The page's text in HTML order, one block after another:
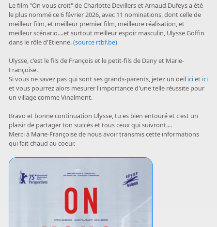
Le film "On vous croit" de Charlotte Devillers et Arnaud Dufeys a été
le plus nommé ce 6 février 2026, avec 11 nominations, dont celle de
meilleur film, et meilleur premier film, meilleure réalisation, et
meilleur scénario....et surtout meilleur espoir masculin, Ulysse Goffin
dans le rôle d'Etienne.(source rtbf.be)
Ulysse, c'est le fils de François et le petit-fils de Dany et Marie-
Françoise.
Si vous ne savez pas qui sont ses grands-parents, jetez un oeil iciet ici
et vous pourrez alors mesurer l'importance d'une telle réussite pour
un village comme Vinalmont.
Bravo et bonne continuation Ulysse, tu es bien entouré et c'est un
plaisir de partager ton succès et tous ceux qui suivront....
Merci à Marie-Françoise de nous avoir transmis cette informations
qui fait chaud au coeur.